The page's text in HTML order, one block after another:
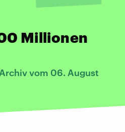
Millionen
vom 06. August